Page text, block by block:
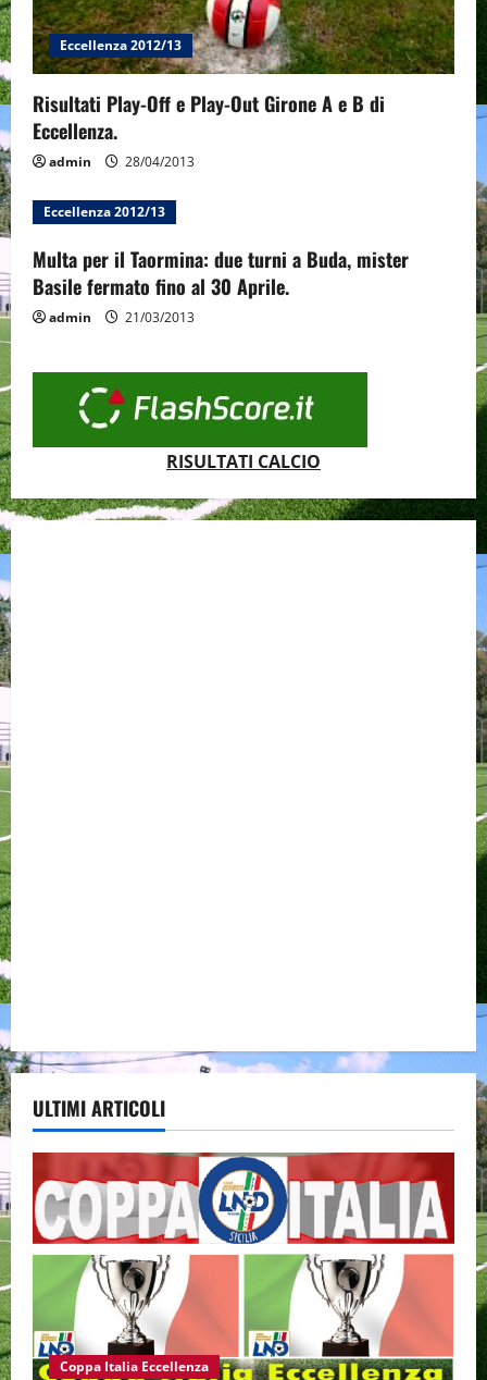
Eccellenza 2012/13
Risultati Play-Off e Play-Out Girone A e B di
Eccellenza.
admin 28/04/2013
Eccellenza 2012/13
Multa per il Taormina: due turni a Buda, mister
Basile fermato fino al 30 Aprile.
admin 21/03/2013
RISULTATI CALCIO
ULTIMI ARTICOLI
Coppa Italia Eccellenza